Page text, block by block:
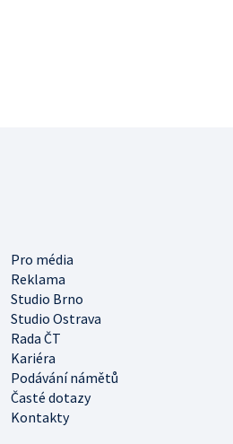
Pro média
Reklama
Studio Brno
Studio Ostrava
Rada ČT
Kariéra
Podávání námětů
Časté dotazy
Kontakty